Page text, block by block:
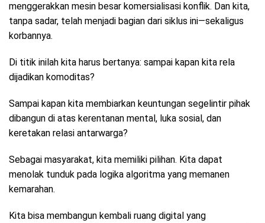
menggerakkan mesin besar komersialisasi konflik. Dan kita,
tanpa sadar, telah menjadi bagian dari siklus ini—sekaligus
korbannya.
Di titik inilah kita harus bertanya: sampai kapan kita rela
dijadikan komoditas?
Sampai kapan kita membiarkan keuntungan segelintir pihak
dibangun di atas kerentanan mental, luka sosial, dan
keretakan relasi antarwarga?
Sebagai masyarakat, kita memiliki pilihan. Kita dapat
menolak tunduk pada logika algoritma yang memanen
kemarahan.
Kita bisa membangun kembali ruang digital yang